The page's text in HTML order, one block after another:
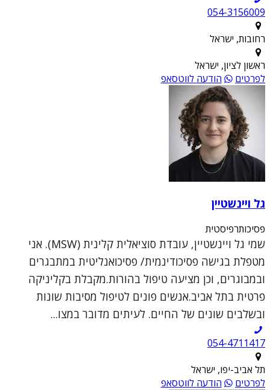
054-3156009
רחובות, ישראל
ראשון לציון, ישראל
לפרטים
הודעה לווטסאפ
גל ויינשטיין
פסיכותרפיסטית
שמי גל ויינשטיין, עובדת סוציאלית קלינית (MSW). אני
מטפלת בגישה פסיכודינמית/ פסיכואנליטית במתבגרים
ובמבוגרים, וכן מציעה טיפול בהורות.מקבלת בקליניקה
פרטית בתל אביב.אנשים פונים לטיפול מסיבות שונות
ובשלבים שונים של החיים. לעיתים מדובר במצו...
054-4711417
תל אביב-יפו, ישראל
לפרטים
הודעה לווטסאפ